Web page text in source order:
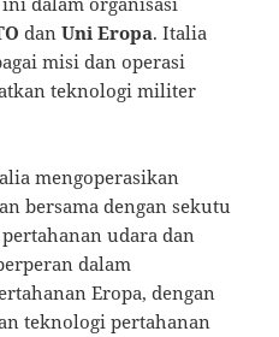
danUni Eropa. Italia
misi dan operasi
teknologi militer
mengoperasikan
bersama dengan sekutu
udara dan
dalam
Eropa, dengan
teknologi pertahanan